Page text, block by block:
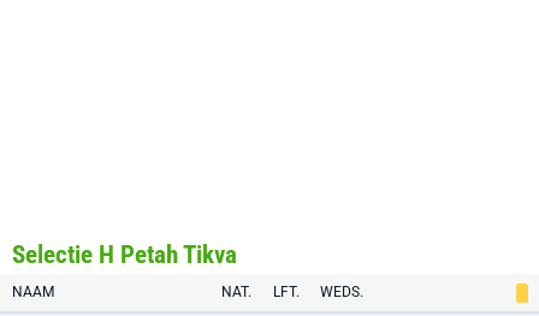
Selectie H Petah Tikva
NAAM NAT. LFT. WEDS.